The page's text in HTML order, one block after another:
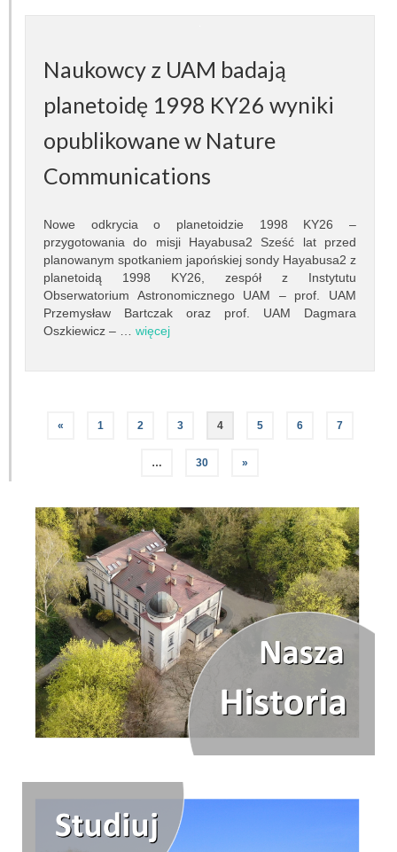
Inna działalność
Fundacja Ziemia i Kosmos
Meteoryt Morasko
Nasze planetoidy
Zapytaj astronoma
Naukowcy z UAM badają
planetoidę 1998 KY26 wyniki
opublikowane w Nature
Communications
Nowe odkrycia o planetoidzie 1998 KY26 –
przygotowania do misji Hayabusa2 Sześć lat przed
planowanym spotkaniem japońskiej sondy Hayabusa2 z
planetoidą 1998 KY26, zespół z Instytutu
Obserwatorium Astronomicznego UAM – prof. UAM
Przemysław Bartczak oraz prof. UAM Dagmara
Oszkiewicz – … więcej
« 1 2 3 4 5 6 7
… 30 »